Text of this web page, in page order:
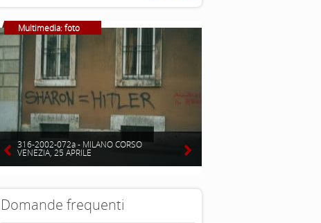
Multimedia: foto
316-2002-072a - MILANO CORSO
VENEZIA, 25 APRILE
Domande frequenti